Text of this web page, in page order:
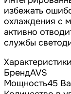
избежать
охлаждения с
активно
службы
Характеристики
БрендAVS
Мощность45